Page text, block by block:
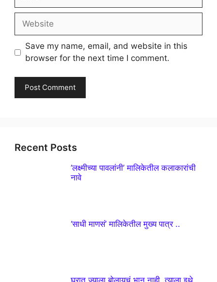
Website
Save my name, email, and website in this
browser for the next time I comment.
Recent Posts
’लक्ष्मीच्या पावलांनी’ मालिकेतील कलाकारांची
नावे
‘साधी माणसं’ मालिकेतील मुख्य पात्र ..